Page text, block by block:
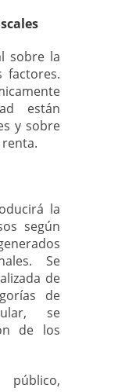
sobre la
factores.
están
y sobre
la
según
Se
de
de
se
de los